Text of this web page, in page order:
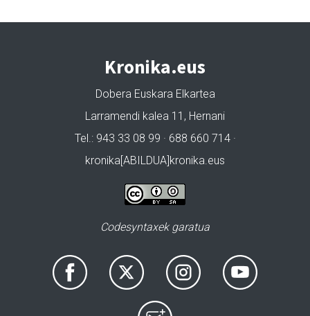
Kronika.eus
Dobera Euskara Elkartea
Larramendi kalea 11, Hernani
Tel.: 943 33 08 99 · 688 660 714 ·
kronika[ABILDUA]kronika.eus
Codesyntaxek garatua